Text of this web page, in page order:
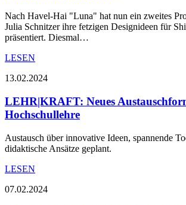
Nach Havel-Hai "Luna" hat nun ein zweites
Julia Schnitzer ihre fetzigen Designideen für
präsentiert. Diesmal…
LESEN
13.02.2024
LEHR|KRAFT: Neues
Hochschullehre
Austausch über innovative Ideen, spannende
didaktische Ansätze geplant.
LESEN
07.02.2024